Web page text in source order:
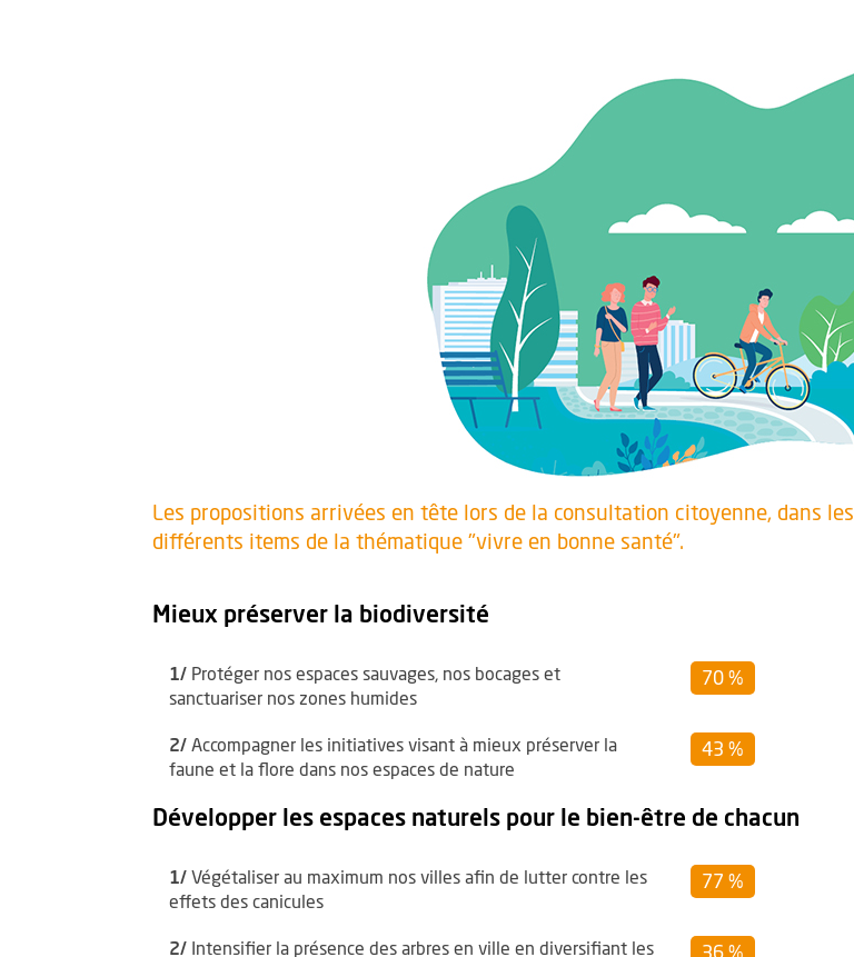
Les propositions arrivées en tête lors de la consultation citoyenne, dans les
différents items de la thématique "vivre en bonne santé".
Mieux préserver la biodiversité
1/ Protéger nos espaces sauvages, nos bocages et
sanctuariser nos zones humides
70 %
2/ Accompagner les initiatives visant à mieux préserver la
faune et la flore dans nos espaces de nature
43 %
Développer les espaces naturels pour le bien-être de chacun
1/ Végétaliser au maximum nos villes afin de lutter contre les
effets des canicules
77 %
2/ Intensifier la présence des arbres en ville en diversifiant les
36 %